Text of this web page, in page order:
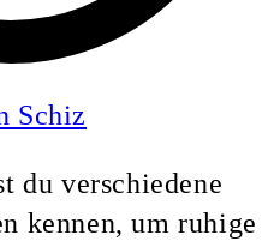
Schiz
du verschiedene
kennen, um ruhige